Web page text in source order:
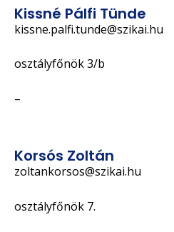
Kissné Pálfi Tünde
kissne.palfi.tunde@szikai.hu
osztályfőnök 3/b
–
Korsós Zoltán
zoltankorsos@szikai.hu
osztályfőnök 7.